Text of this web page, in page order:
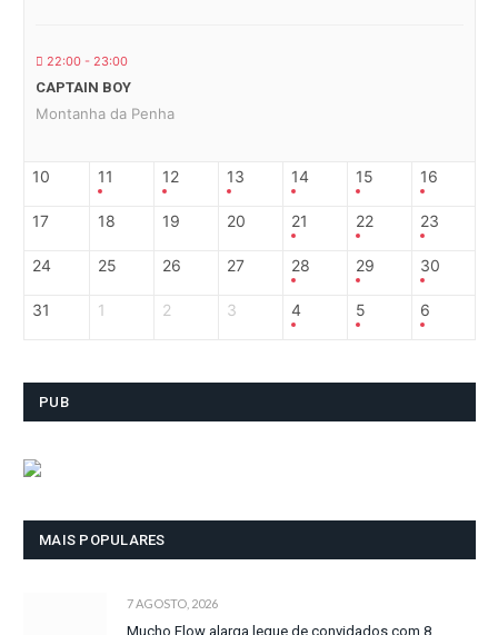
22:00 - 23:00
CAPTAIN BOY
Montanha da Penha
10 11 12 13 14 15 16
17 18 19 20 21 22 23
24 25 26 27 28 29 30
31 1 2 3 4 5 6
PUB
MAIS POPULARES
7 AGOSTO, 2026
Mucho Flow alarga leque de convidados com 8